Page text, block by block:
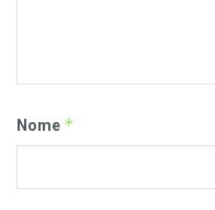
Nome *